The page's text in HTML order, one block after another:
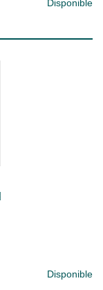
Disponible
Disponible